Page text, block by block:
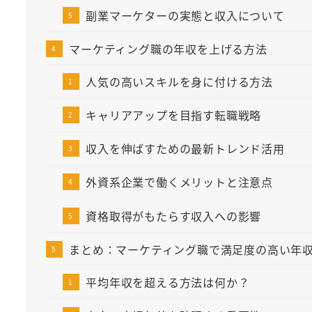
副業マーケターの実態と収入について
マーケティング職の年収を上げる方法
人気の高いスキルを身に付ける方法
キャリアアップを目指す転職戦略
収入を伸ばすための最新トレンド活用
外資系企業で働くメリットと注意点
資格取得がもたらす収入への影響
まとめ：マーケティング職で満足度の高い年
平均年収を超える方法は何か？